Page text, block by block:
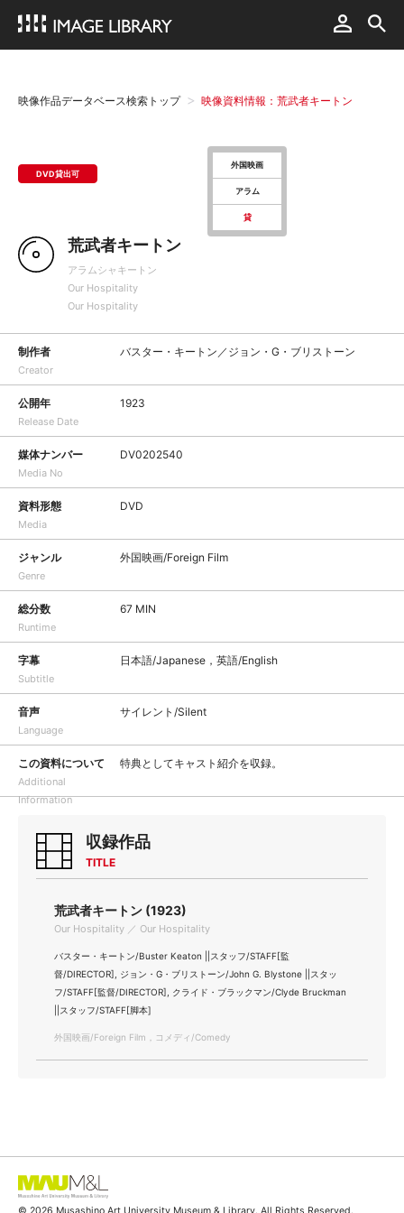
映像作品データベース検索トップ 映像資料情報：荒武者キートン
DVD貸出可
外国映画
アラム
貸
荒武者キートン
アラムシャキートン
Our Hospitality
Our Hospitality
制作者
Creator
バスター・キートン／ジョン・G・ブリストーン
公開年
Release Date
1923
媒体ナンバー
Media No
DV0202540
資料形態
Media
DVD
ジャンル
Genre
外国映画/Foreign Film
総分数
Runtime
67 MIN
字幕
Subtitle
日本語/Japanese，英語/English
音声
Language
サイレント/Silent
この資料について
Additional
Information
特典としてキャスト紹介を収録。
収録作品
TITLE
荒武者キートン (1923)
Our Hospitality ／ Our Hospitality
バスター・キートン/Buster Keaton ||スタッフ/STAFF[監
督/DIRECTOR], ジョン・G・ブリストーン/John G. Blystone ||スタッ
フ/STAFF[監督/DIRECTOR], クライド・ブラックマン/Clyde Bruckman
||スタッフ/STAFF[脚本]
外国映画/Foreign Film，コメディ/Comedy